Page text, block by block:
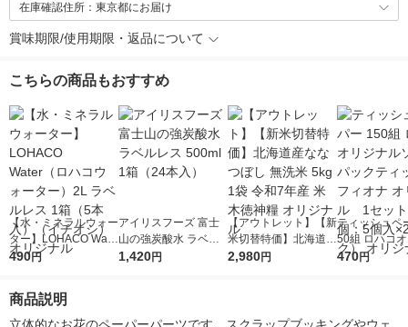
在庫確認住所：東京都にお届け
賞味期限/使用期限・返品について
こちらの商品もおすすめ
【水・ミネラルウォー
ター】LOHACO Wate
r（ロハコウォータ
シ） オリジナル
490円
アイリスフーズ 富士
山の強炭酸水 ラベル
レス 500ml 1箱（24
1,420円
【アウトレット】【新
米切替特価】北海道産
ななつぼし 無洗米 5k
2,980円
ティッシュペ
50組 ロハコ
ルソフトパッ
オリジナル
470円
商品説明